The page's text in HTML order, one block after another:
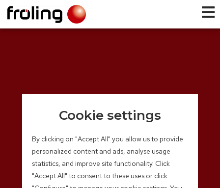
Cookie settings
By clicking on "Accept All" you allow us to provide
personalized content and ads, analyse usage
statistics, and improve site functionality. Click
"Accept All" to consent to these uses or click